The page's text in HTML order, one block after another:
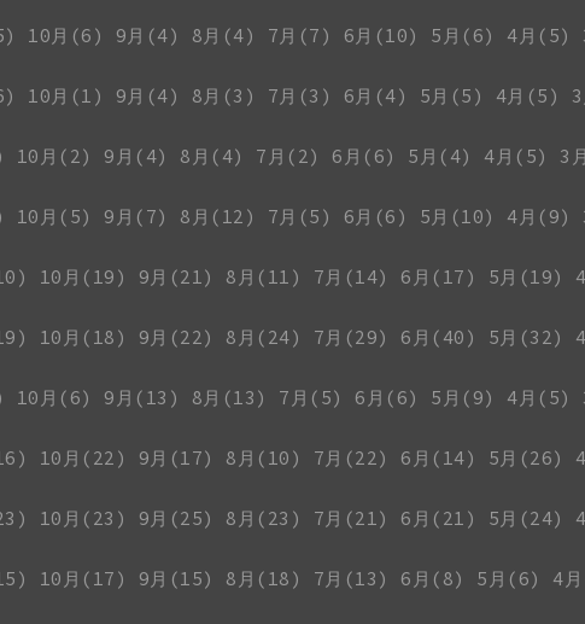
10月(6) 9月(4) 8月(4) 7月(7) 6月(10) 5月(6) 4月(5)
10月(1) 9月(4) 8月(3) 7月(3) 6月(4) 5月(5) 4月(5)
10月(2) 9月(4) 8月(4) 7月(2) 6月(6) 5月(4) 4月(5) 3
10月(5) 9月(7) 8月(12) 7月(5) 6月(6) 5月(10) 4月(9)
10月(19) 9月(21) 8月(11) 7月(14) 6月(17) 5月(19)
10月(18) 9月(22) 8月(24) 7月(29) 6月(40) 5月(32)
10月(6) 9月(13) 8月(13) 7月(5) 6月(6) 5月(9) 4月(5)
10月(22) 9月(17) 8月(10) 7月(22) 6月(14) 5月(26)
10月(23) 9月(25) 8月(23) 7月(21) 6月(21) 5月(24)
10月(17) 9月(15) 8月(18) 7月(13) 6月(8) 5月(6) 4